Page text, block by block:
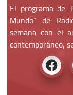
El programa de
Mundo” de
semana con el
contemporáneo,